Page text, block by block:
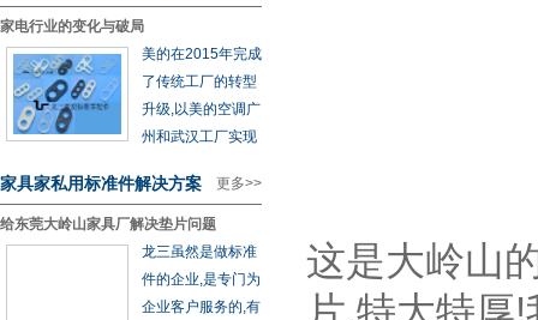
家电行业的变化与破局
美的在2015年完成
了传统工厂的转型
升级,以美的空调广
州和武汉工厂实现
更多>>
家具家私用标准件解决方案
给东莞大岭山家具厂解决垫片问题
龙三虽然是做标准
件的企业,是专门为
企业客户服务的,有
这是大岭山
片,特大特厚